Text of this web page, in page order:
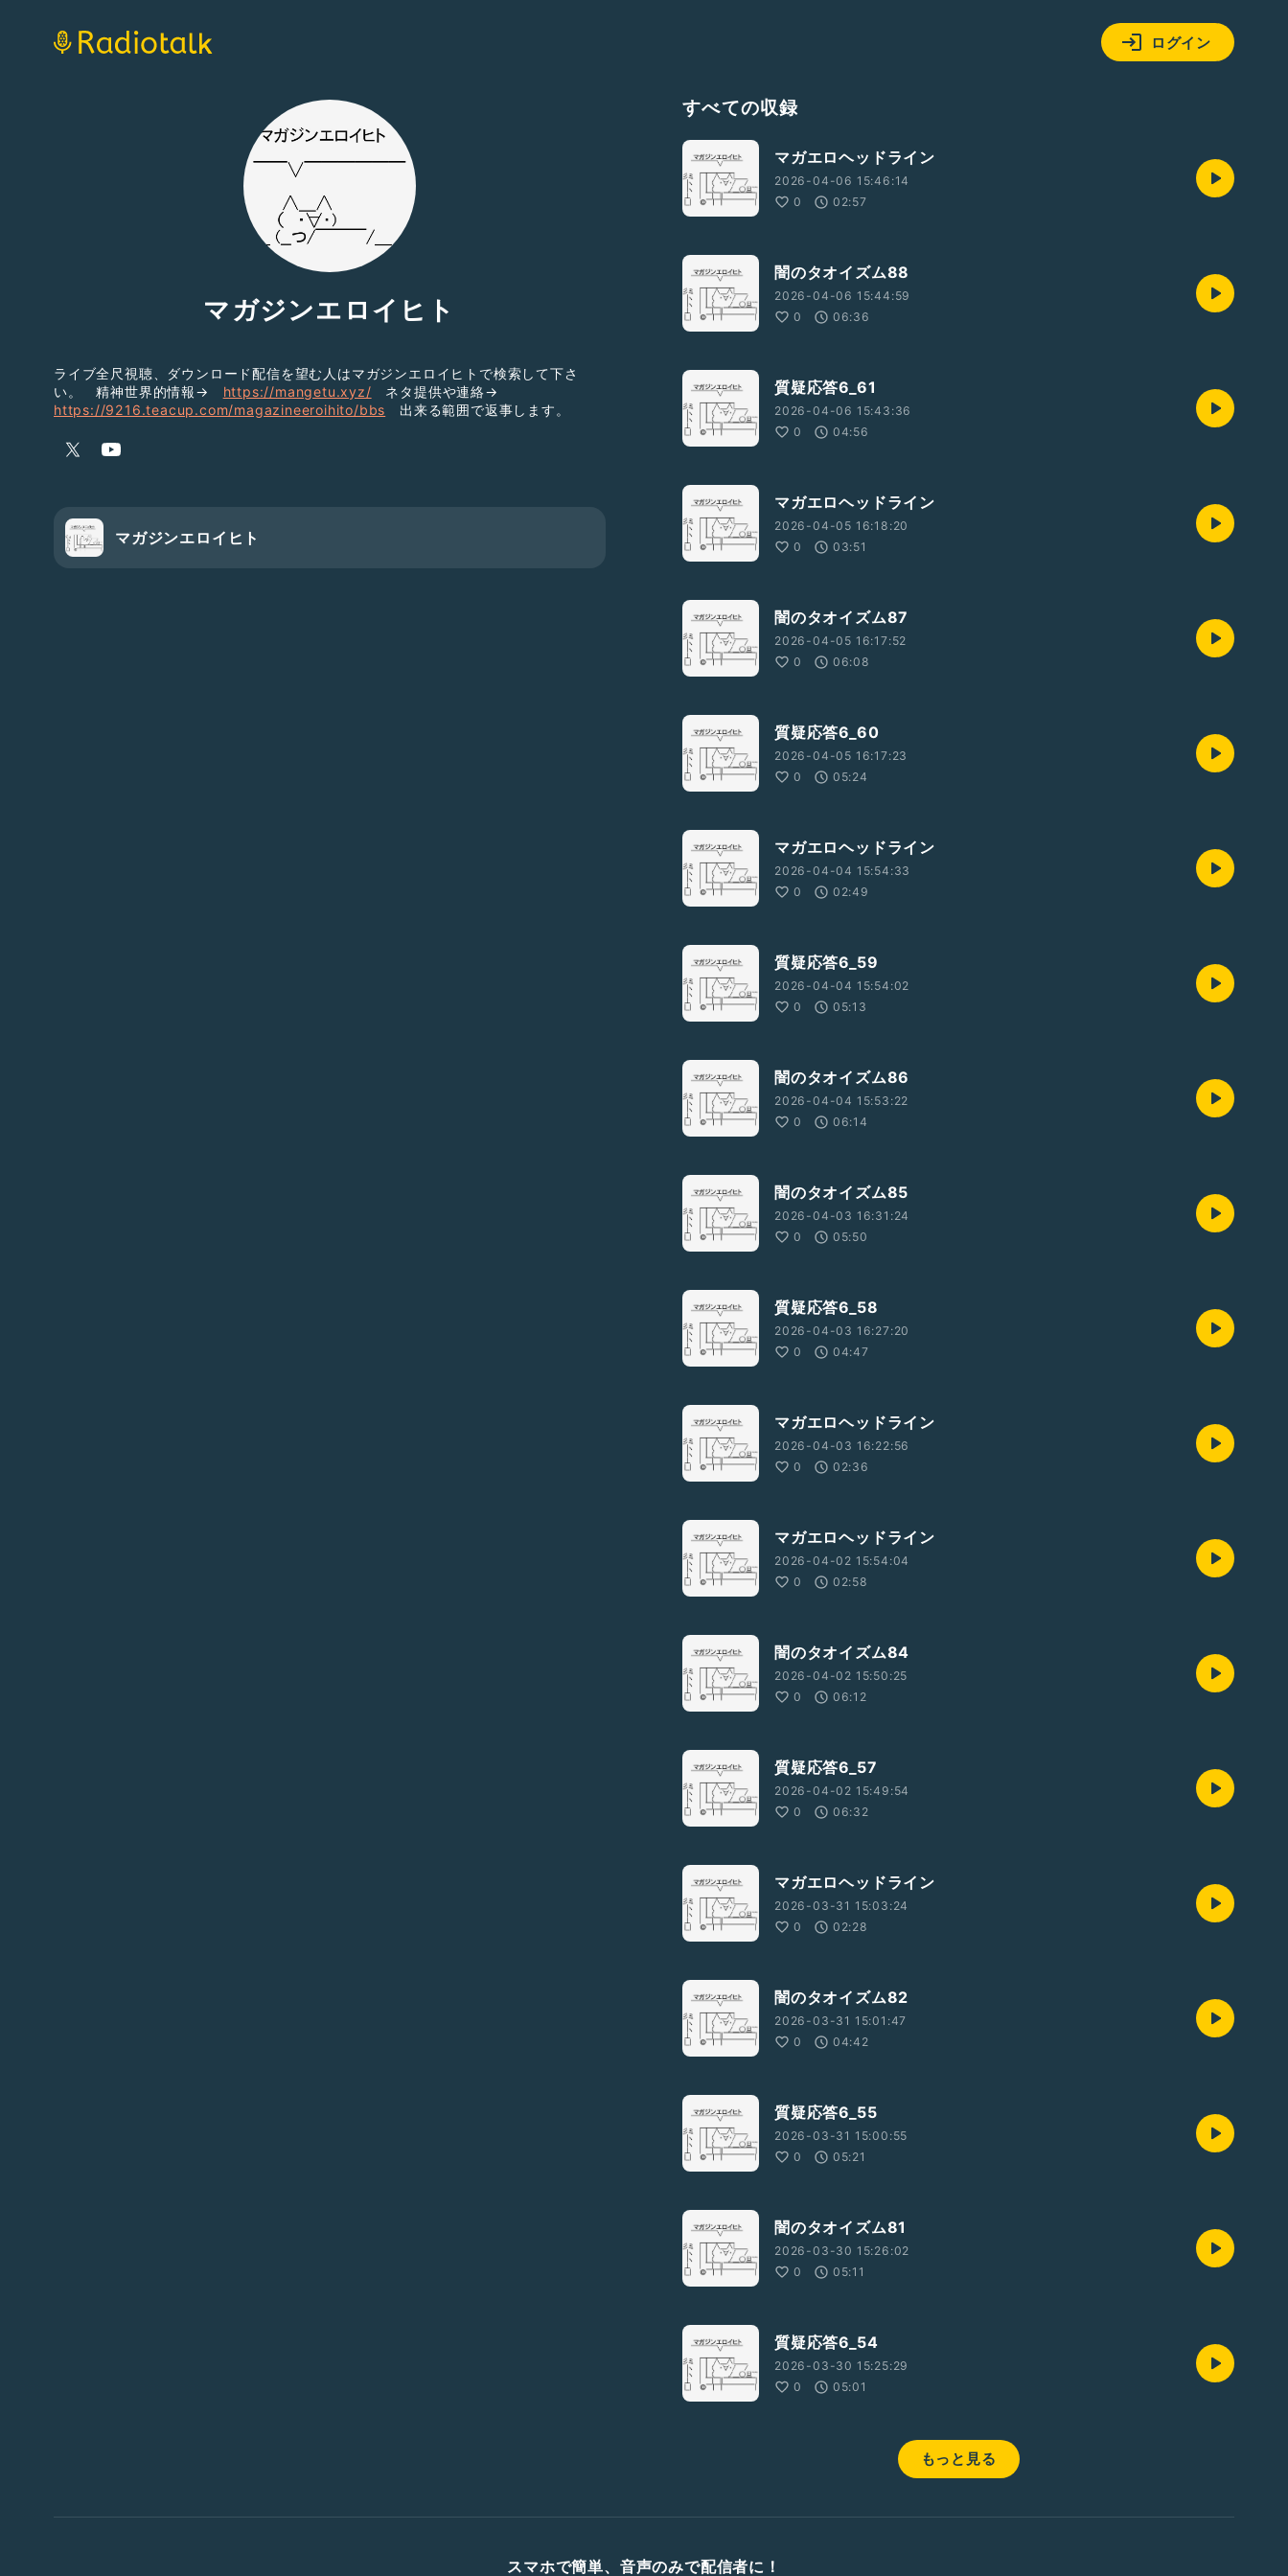
ログイン
マガジンエロイヒト
ライブ全尺視聴、ダウンロード配信を望む人はマガジンエロイヒトで検索して下さ
い。 精神世界的情報→ https://mangetu.xyz/ ネタ提供や連絡→
https://9216.teacup.com/magazineeroihito/bbs 出来る範囲で返事します。
マガジンエロイヒト
すべての収録
マガエロヘッドライン
2026-04-06 15:46:14
0
02:57
闇のタオイズム88
2026-04-06 15:44:59
0
06:36
質疑応答6_61
2026-04-06 15:43:36
0
04:56
マガエロヘッドライン
2026-04-05 16:18:20
0
03:51
闇のタオイズム87
2026-04-05 16:17:52
0
06:08
質疑応答6_60
2026-04-05 16:17:23
0
05:24
マガエロヘッドライン
2026-04-04 15:54:33
0
02:49
質疑応答6_59
2026-04-04 15:54:02
0
05:13
闇のタオイズム86
2026-04-04 15:53:22
0
06:14
闇のタオイズム85
2026-04-03 16:31:24
0
05:50
質疑応答6_58
2026-04-03 16:27:20
0
04:47
マガエロヘッドライン
2026-04-03 16:22:56
0
02:36
マガエロヘッドライン
2026-04-02 15:54:04
0
02:58
闇のタオイズム84
2026-04-02 15:50:25
0
06:12
質疑応答6_57
2026-04-02 15:49:54
0
06:32
マガエロヘッドライン
2026-03-31 15:03:24
0
02:28
闇のタオイズム82
2026-03-31 15:01:47
0
04:42
質疑応答6_55
2026-03-31 15:00:55
0
05:21
闇のタオイズム81
2026-03-30 15:26:02
0
05:11
質疑応答6_54
2026-03-30 15:25:29
0
05:01
もっと見る
スマホで簡単、音声のみで配信者に！